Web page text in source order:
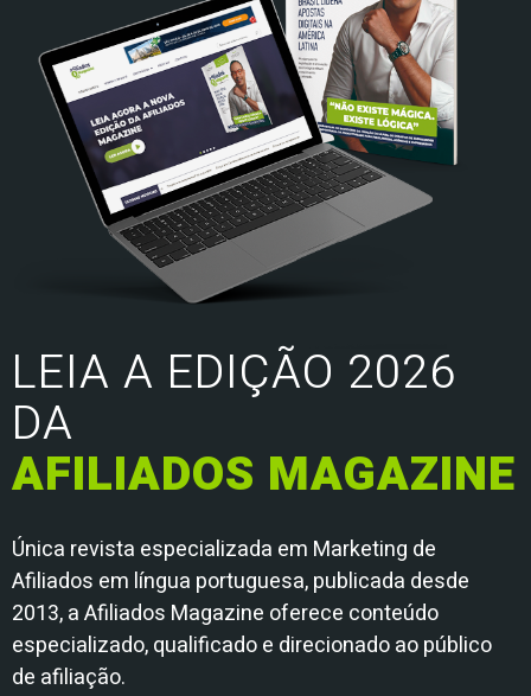
LEIA A EDIÇÃO 2026
DA
AFILIADOS MAGAZINE
Única revista especializada em Marketing de
Afiliados em língua portuguesa, publicada desde
2013, a Afiliados Magazine oferece conteúdo
especializado, qualificado e direcionado ao público
de afiliação.